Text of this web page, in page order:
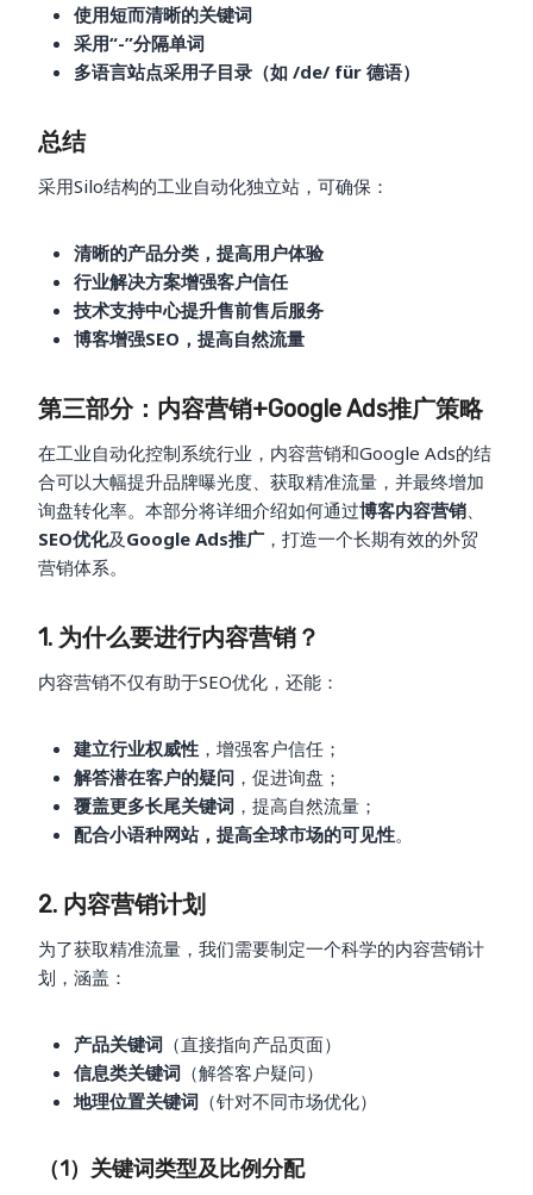
使用短而清晰的关键词
采用“-”分隔单词
多语言站点采用子目录（如 /de/ für 德语）
总结
采用Silo结构的工业自动化独立站，可确保：
清晰的产品分类，提高用户体验
行业解决方案增强客户信任
技术支持中心提升售前售后服务
博客增强SEO，提高自然流量
第三部分：内容营销+Google Ads推广策略
在工业自动化控制系统行业，内容营销和Google Ads的结
合可以大幅提升品牌曝光度、获取精准流量，并最终增加
询盘转化率。本部分将详细介绍如何通过博客内容营销
SEO优化及 Google Ads推广 ，打造一个长期有效的外贸
营销体系。
1. 为什么要进行内容营销？
内容营销不仅有助于SEO优化，还能：
建立行业权威性 ，增强客户信任；
解答潜在客户的疑问 ，促进询盘；
覆盖更多长尾关键词 ，提高自然流量；
配合小语种网站，提高全球市场的可见性。
2. 内容营销计划
为了获取精准流量，我们需要制定一个科学的内容营销计
划，涵盖：
产品关键词 （直接指向产品页面）
信息类关键词 （解答客户疑问）
地理位置关键词 （针对不同市场优化）
（1）关键词类型及比例分配